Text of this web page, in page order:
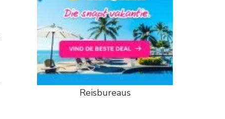
Reisbureaus